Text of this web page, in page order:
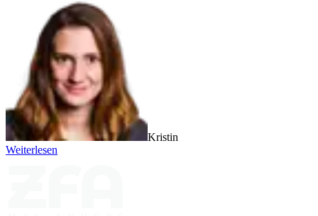
Kristin
Weiterlesen